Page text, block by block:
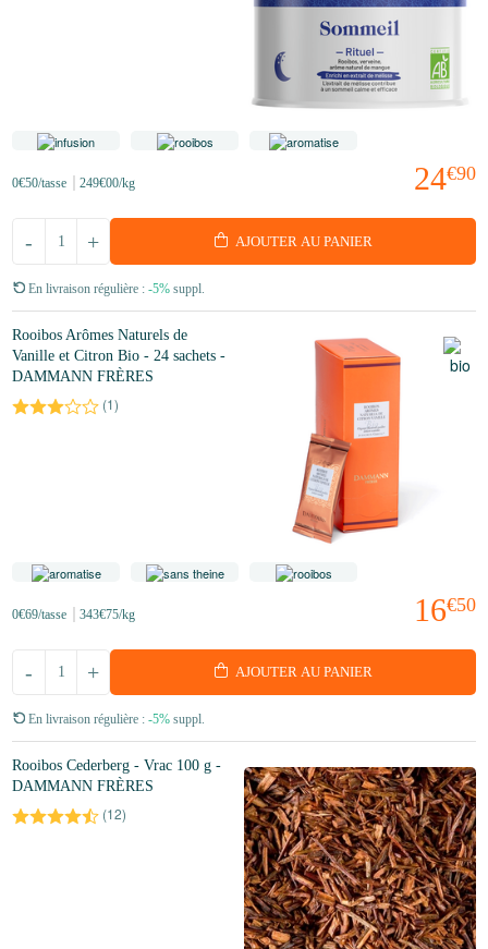
24€90
0€50/tasse 249€00/kg
+
- AJOUTER AU PANIER
En livraison régulière : -5% suppl.
Rooibos Arômes Naturels de
Vanille et Citron Bio - 24 sachets -
DAMMANN FRÈRES
(1)
16€50
0€69/tasse 343€75/kg
+
- AJOUTER AU PANIER
En livraison régulière : -5% suppl.
Rooibos Cederberg - Vrac 100 g -
DAMMANN FRÈRES
(12)